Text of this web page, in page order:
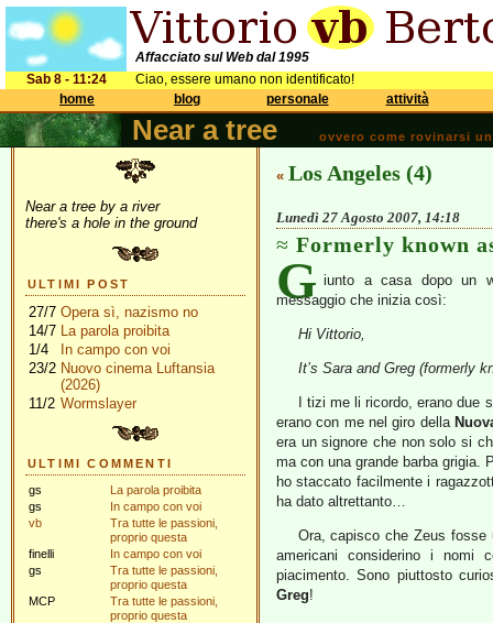
Affacciato sul Web dal 1995
Sab 8 - 11:24
Ciao, essere umano non identificato!
home
blog personale attività
Near a tree ovvero come rovinarsi
Near a tree by a river
there's a hole in the ground
ULTIMI POST
27/7 Opera sì, nazismo no
14/7 La parola proibita
1/4
In campo con voi
23/2 Nuovo cinema Luftansia
(2026)
11/2 Wormslayer
ULTIMI COMMENTI
gs
La parola proibita
gs
In campo con voi
vb
Tra tutte le passioni,
proprio questa
finelli
In campo con voi
gs
Tra tutte le passioni,
proprio questa
MCP
Tra tutte le passioni,
proprio questa
« Los Angeles (4)
Lunedì 27 Agosto 2007, 14:18
Formerly known
G iunto a casa dopo un
messaggio che inizia così:
Hi Vittorio,
It’s Sara and Greg (formerly
I tizi me li ricordo, erano
erano con me nel giro della
era un signore che non solo si
ma con una grande barba grigia.
ho staccato facilmente i
ha dato altrettanto…
Ora, capisco che Zeus fosse
americani considerino i nomi
piacimento. Sono piuttosto
Greg!